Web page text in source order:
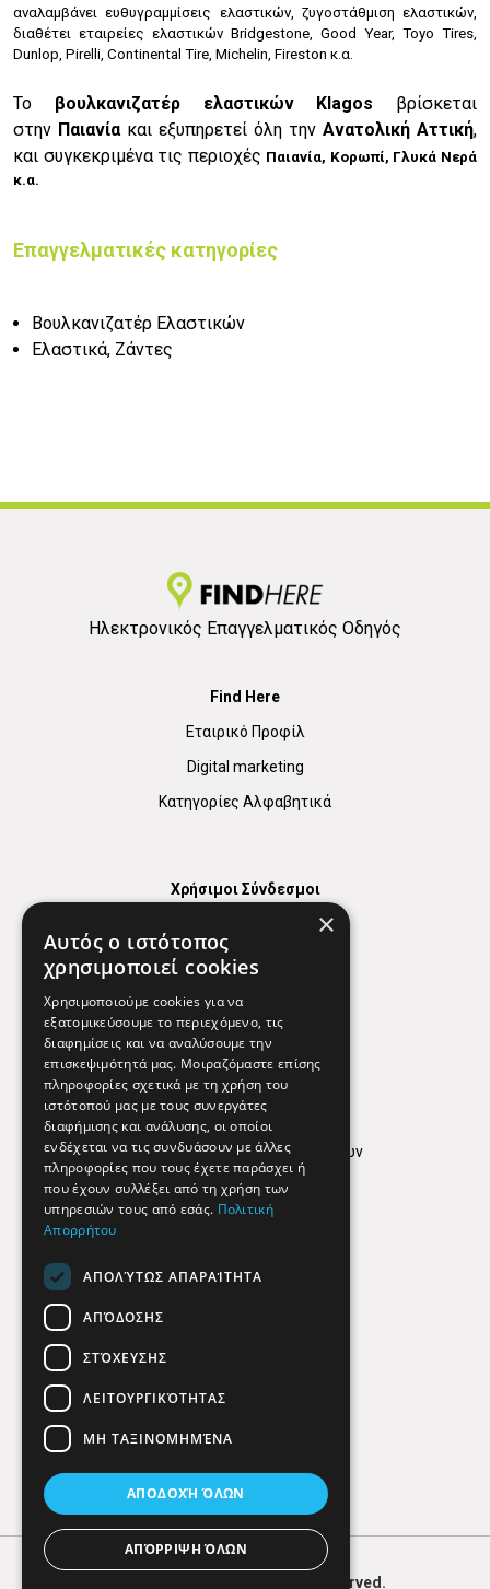
αναλαμβάνει ευθυγραμμίσεις ελαστικών, ζυγοστάθμιση ελαστικών,
διαθέτει εταιρείες ελαστικών Bridgestone, Good Year, Toyo Tires,
Dunlop, Pirelli, Continental Tire, Michelin, Fireston κ.α.
Το βουλκανιζατέρ ελαστικών Klagos βρίσκεται
στην Παιανία και εξυπηρετεί όλη την Ανατολική Αττική,
και συγκεκριμένα τις περιοχές Παιανία, Κορωπί, Γλυκά Νερά
κ.α.
Επαγγελματικές κατηγορίες
Βουλκανιζατέρ Ελαστικών
Ελαστικά, Ζάντες
Ηλεκτρονικός Επαγγελματικός Οδηγός
Find Here
Εταιρικό Προφίλ
Digital marketing
Κατηγορίες Αλφαβητικά
Χρήσιμοι Σύνδεσμοι
Χρήσιμα Τηλέφωνα
Εφημερεύοντα Φαρμακεία
Απόρρητο
Όροι Χρήσης
Πολιτική προστασίας δεδομένων
Findhere
Social Media
HERE. All Rights Reserved.
×
Αυτός ο ιστότοπος
χρησιμοποιεί cookies
Χρησιμοποιούμε cookies για να
εξατομικεύσουμε το περιεχόμενο, τις
διαφημίσεις και να αναλύσουμε την
επισκεψιμότητά μας. Μοιραζόμαστε επίσης
πληροφορίες σχετικά με τη χρήση του
ιστότοπού μας με τους συνεργάτες
διαφήμισης και ανάλυσης, οι οποίοι
ενδέχεται να τις συνδυάσουν με άλλες
πληροφορίες που τους έχετε παράσχει ή
που έχουν συλλέξει από τη χρήση των
υπηρεσιών τους από εσάς. Πολιτική
Απορρήτου
ΑΠΟΛΎΤΩΣ ΑΠΑΡΑΊΤΗΤΑ
ΑΠΌΔΟΣΗΣ
ΣΤΌΧΕΥΣΗΣ
ΛΕΙΤΟΥΡΓΙΚΌΤΗΤΑΣ
ΜΗ ΤΑΞΙΝΟΜΗΜΈΝΑ
ΑΠΟΔΟΧΉ ΌΛΩΝ
ΑΠΌΡΡΙΨΗ ΌΛΩΝ